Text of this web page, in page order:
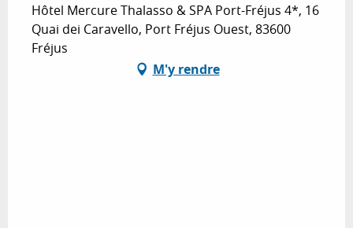
Hôtel Mercure Thalasso & SPA Port-Fréjus 4*, 16
Quai dei Caravello, Port Fréjus Ouest, 83600
Fréjus
M'y rendre